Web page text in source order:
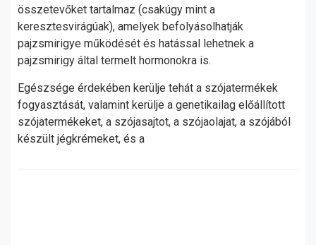
összetevőket tartalmaz (csakúgy mint a
keresztesvirágúak), amelyek befolyásolhatják
pajzsmirigye működését és hatással lehetnek a
pajzsmirigy által termelt hormonokra is.
Egészsége érdekében kerülje tehát a szójatermékek
fogyasztását, valamint kerülje a genetikailag előállított
szójatermékeket, a szójasajtot, a szójaolajat, a szójából
készült jégkrémeket, és a